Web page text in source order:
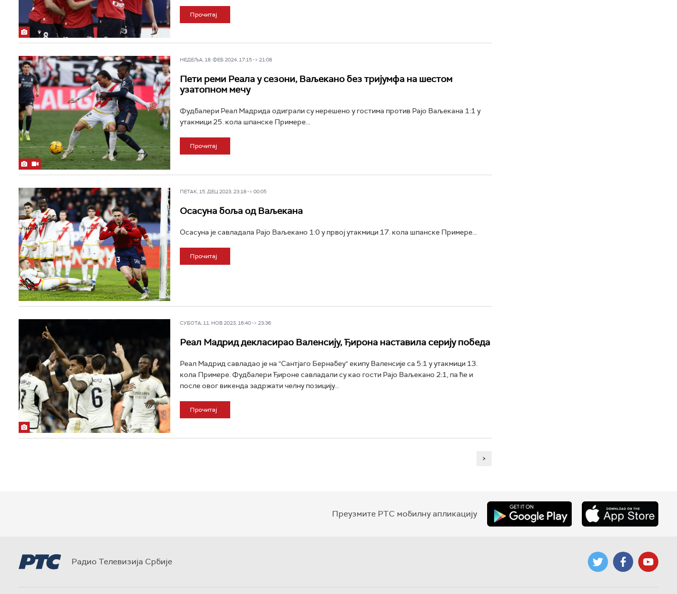
Прочитај
НЕДЕЉА, 18. ФЕБ 2024, 17:15 -> 21:08
Пети реми Реала у сезони, Ваљекано без тријумфа на шестом
узатопном мечу
Фудбалери Реал Мадрида одиграли су нерешено у гостима против Рајо Ваљекана 1:1 у
утакмици 25. кола шпанске Примере...
Прочитај
ПЕТАК, 15. ДЕЦ 2023, 23:18 -> 00:05
Осасуна боља од Ваљекана
Осасуна је савладала Рајо Ваљекано 1:0 у првој утакмици 17. кола шпанске Примере...
Прочитај
СУБОТА, 11. НОВ 2023, 16:40 -> 23:36
Реал Мадрид декласирао Валенсију, Ђирона наставила серију победа
Реал Мадрид савладао је на "Сантјаго Бернабеу" екипу Валенсије са 5:1 у утакмици 13.
кола Примере. Фудбалери Ђироне савладали су као гости Рајо Ваљекано 2:1, па ће и
после овог викенда задржати челну позицију...
Прочитај
>
Преузмите РТС мобилну апликацију
Радио Телевизија Србије